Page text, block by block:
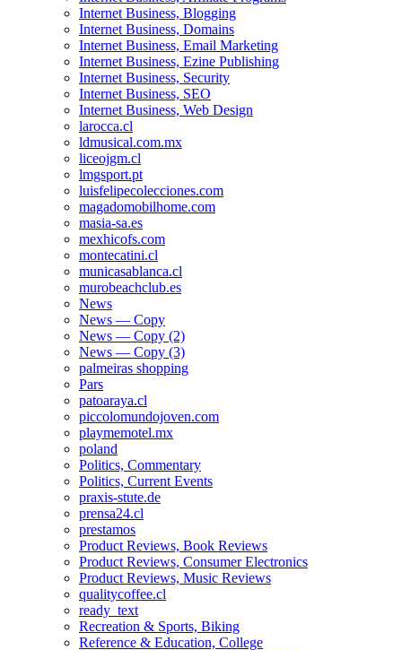
Internet Business, Blogging
Internet Business, Domains
Internet Business, Email Marketing
Internet Business, Ezine Publishing
Internet Business, Security
Internet Business, SEO
Internet Business, Web Design
larocca.cl
ldmusical.com.mx
liceojgm.cl
lmgsport.pt
luisfelipecolecciones.com
magadomobilhome.com
masia-sa.es
mexhicofs.com
montecatini.cl
municasablanca.cl
murobeachclub.es
News
News — Copy
News — Copy (2)
News — Copy (3)
palmeiras shopping
Pars
patoaraya.cl
piccolomundojoven.com
playmemotel.mx
poland
Politics, Commentary
Politics, Current Events
praxis-stute.de
prensa24.cl
prestamos
Product Reviews, Book Reviews
Product Reviews, Consumer Electronics
Product Reviews, Music Reviews
qualitycoffee.cl
ready_text
Recreation & Sports, Biking
Reference & Education, College